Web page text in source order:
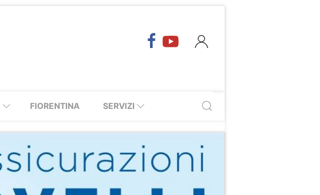
FIORENTINA SERVIZI